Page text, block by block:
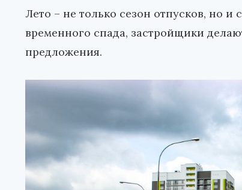
Лето – не только сезон отпусков, но
временного спада, застройщики
предложения.